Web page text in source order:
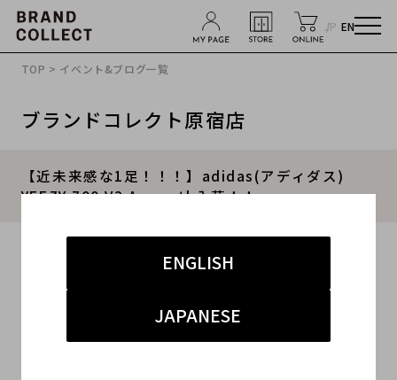
JP EN
ENGLISH
JAPANESE
TOP > イベント&ブログ一覧
ブランドコレクト原宿店
【近未来感な1足！！！】adidas(アディダス)
YEEZY 700 V3 Arzareth入荷！！
#adidas
#ブランドコレクト原宿店 #高価 買取